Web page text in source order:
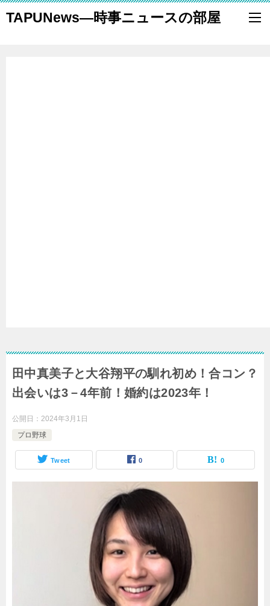
TAPUNews―時事ニュースの部屋
田中真美子と大谷翔平の馴れ初め！合コン？
出会いは3－4年前！婚約は2023年！
公開日： 2024年3月1日
プロ野球
Tweet 0 0